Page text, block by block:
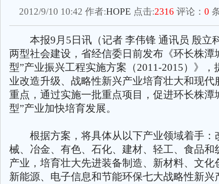
2012/9/10 10:42 作者:HOPE 点击:2316 评论： 0
本报9月5日讯（记者 李伟锋 通讯员 殷立
两型社会建设，省经信委日前发布《环长株潭
型”产业振兴工程实施方案（2011-2015）》，
业改造升级、战略性新兴产业培育壮大和现代
重点，通过实施一批重点项目，促进环长株潭
型”产业加快培育发展。
根据方案，将具体从以下产业领域着手：
械、冶金、有色、石化、建材、轻工、食品和
产业，培育壮大先进装备制造、新材料、文化
新能源、电子信息和节能环保七大战略性新兴